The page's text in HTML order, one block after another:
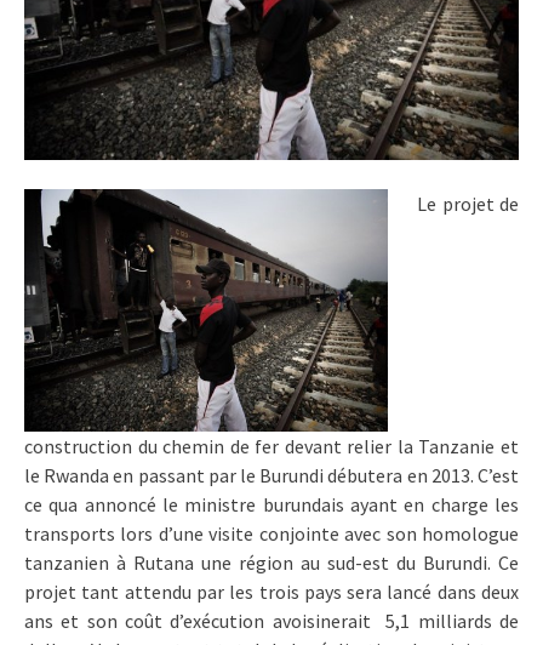
Le projet de
construction du chemin de fer devant relier la Tanzanie et
le Rwanda en passant par le Burundi débutera en 2013. C’est
ce qua annoncé le ministre burundais ayant en charge les
transports lors d’une visite conjointe avec son homologue
tanzanien à Rutana une région au sud-est du Burundi. Ce
projet tant attendu par les trois pays sera lancé dans deux
ans et son coût d’exécution avoisinerait 5,1 milliards de